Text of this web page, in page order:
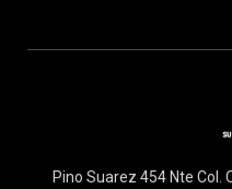
Pino Suarez 454 Nte Col.